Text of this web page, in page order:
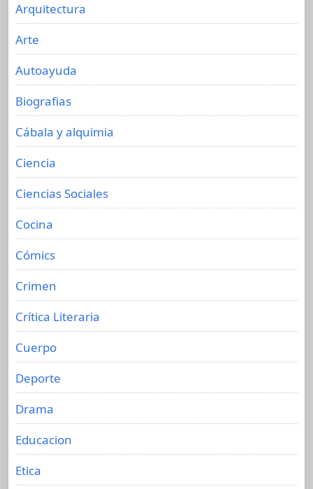
Arquitectura
Arte
Autoayuda
Biografias
Cábala y alquimia
Ciencia
Ciencias Sociales
Cocina
Cómics
Crimen
Crítica Literaria
Cuerpo
Deporte
Drama
Educacion
Etica